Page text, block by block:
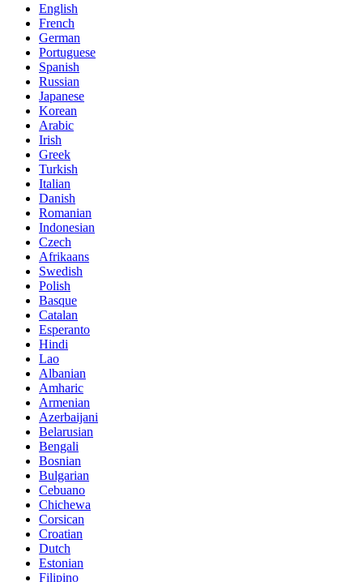
English
French
German
Portuguese
Spanish
Russian
Japanese
Korean
Arabic
Irish
Greek
Turkish
Italian
Danish
Romanian
Indonesian
Czech
Afrikaans
Swedish
Polish
Basque
Catalan
Esperanto
Hindi
Lao
Albanian
Amharic
Armenian
Azerbaijani
Belarusian
Bengali
Bosnian
Bulgarian
Cebuano
Chichewa
Corsican
Croatian
Dutch
Estonian
Filipino